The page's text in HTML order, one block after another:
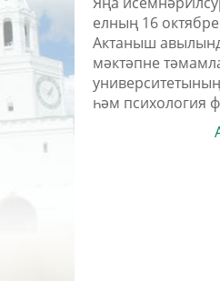
елның 16
Актаныш
мәктәпне
һәм психология